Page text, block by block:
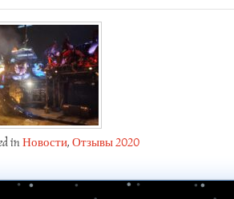
inНовости, Отзывы 2020